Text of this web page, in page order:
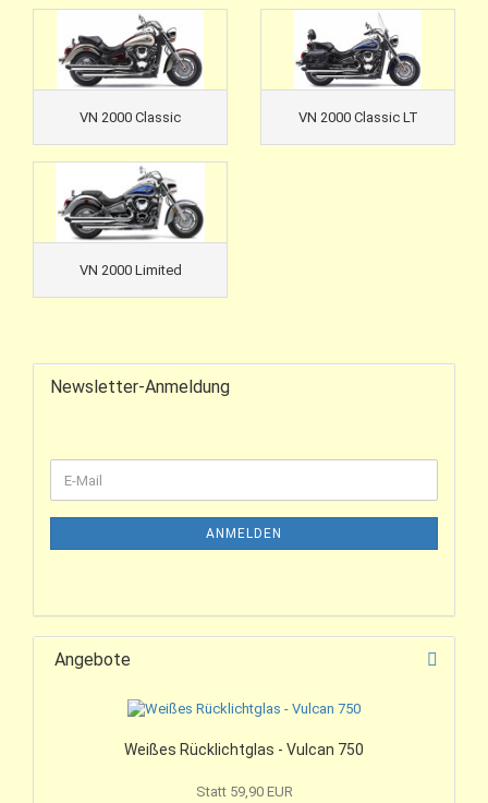
VN 2000 Classic VN 2000 Classic LT
VN 2000 Limited
Newsletter-Anmeldung
ANMELDEN
Angebote
Weißes Rücklichtglas - Vulcan 750
Statt 59,90 EUR